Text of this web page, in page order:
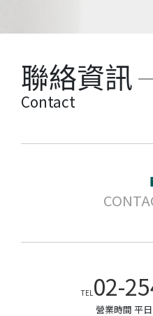
聯絡資訊
Contact
TEL02-
營業時間 平